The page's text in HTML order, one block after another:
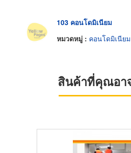
103 คอนโดมิเนียม
หมวดหมู่ : คอนโดมิเนียม
สินค้าที่คุณอา